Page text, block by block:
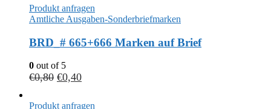
Produkt anfragen
Amtliche Ausgaben-Sonderbriefmarken
BRD_# 665+666 Marken auf Brief
0 out of 5
€0,80 €0,40
Produkt anfragen